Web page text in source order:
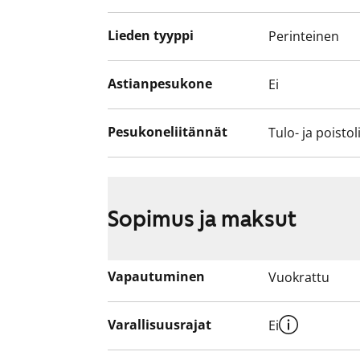
Lieden tyyppi Perinteinen
Astianpesukone Ei
Pesukoneliitännät Tulo- ja
Sopimus ja maksut
Vapautuminen Vuokrattu
Varallisuusrajat Ei